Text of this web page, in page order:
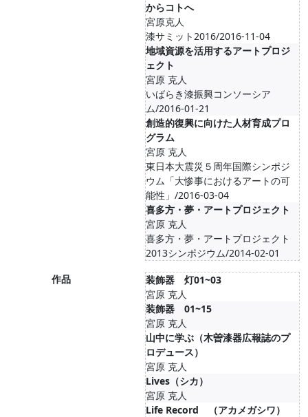
からコトへ
宮原克人
漆サミット2016/2016-11-04
地域資源を活用するアートプロジ
ェクト
宮原 克人
いばらき漆振興コンソーシア
ム/2016-01-21
創造的復興に向けた人材育成プロ
グラム
宮原 克人
東日本大震災５周年国際シンポジ
ウム「大惨事におけるアートの可
能性」/2016-03-04
喜多方・夢・アートプロジェクト
宮原 克人
喜多方・夢・アートプロジェクト
2013シンポジウム/2014-02-01
作品
装飾器 灯01~03
宮原 克人
装飾器 01~15
宮原 克人
山中に学ぶ（木曽漆器広報誌のプ
ロデュース）
宮原 克人
Lives（シカ）
宮原 克人
Life Record （アカメガシワ）